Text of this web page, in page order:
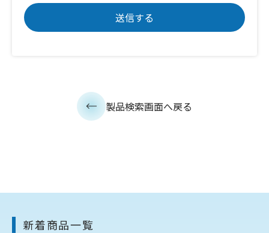
製品検索画面へ戻る
新着商品一覧